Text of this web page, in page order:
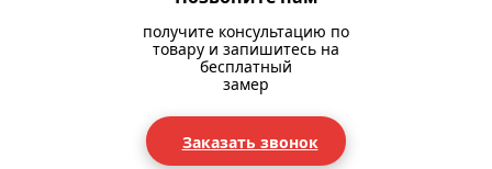
получите консультацию по
товару и запишитесь на
бесплатный
замер
Заказать звонок